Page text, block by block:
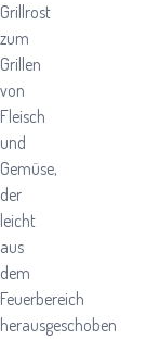
Grillrost
zum
Grillen
von
Fleisch
und
Gemüse,
der
leicht
aus
dem
Feuerbereich
herausgeschoben